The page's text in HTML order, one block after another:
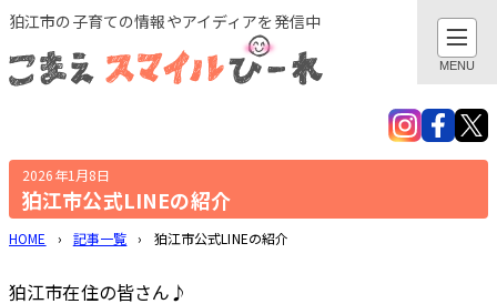
このページの本文へ
狛江市の子育ての情報やアイディアを発信中
MENU
検索
親子でおでかけ・遊び
地域とつながる
子育てあれこれ
2026年1月8日
狛江市公式LINEの紹介
HOME › 記事一覧 › 狛江市公式LINEの紹介
狛江市在住の皆さん♪